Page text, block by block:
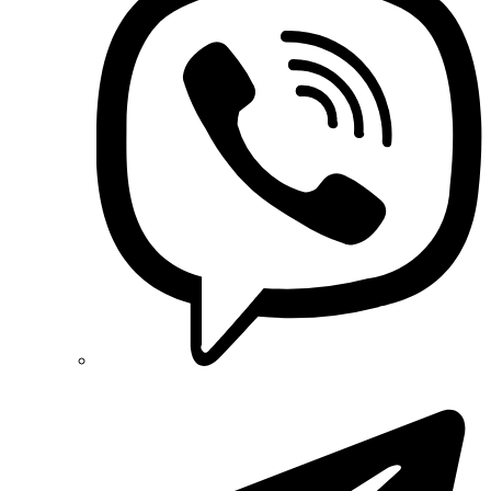
Onka (Турция)
OZKA (Украина)
Phoenix Contact (Германия)
Plank Electrotechnic (Украина)
Pro'sKit (Тайвань)
PYLONTECH (Китай)
Radpol (Польша)
Raut (Украина)
Reliance (Украина)
REM POWER (Словения)
Schneider-Electric (Франция)
Selec (Индия)
Smart-MAIC